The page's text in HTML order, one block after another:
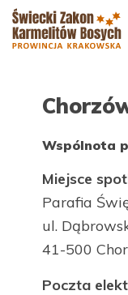
Wspólnota
Miejsce
Parafia
ul.
41-500
Poczta